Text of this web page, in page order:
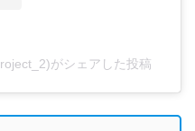
がシェアした投稿